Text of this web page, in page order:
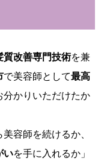
質改善専門技術を兼
で美容師として最高
分かりいただけたか
容師を続けるか、
いを手に入れるか」